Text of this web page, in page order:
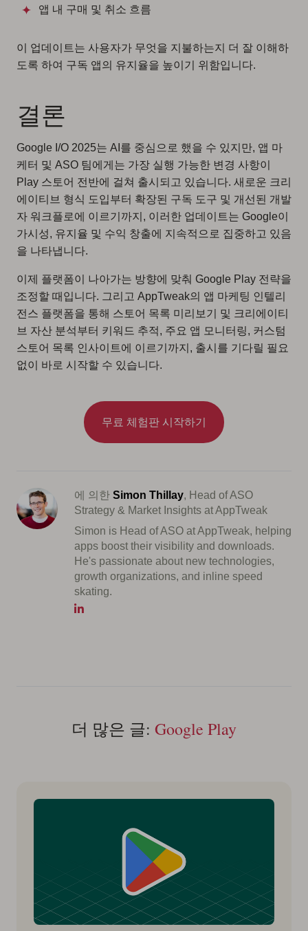
앱 내 구매 및 취소 흐름
이 업데이트는 사용자가 무엇을 지불하는지 더 잘 이해하
도록 하여 구독 앱의 유지율을 높이기 위함입니다.
결론
Google I/O 2025는 AI를 중심으로 했을 수 있지만, 앱 마
케터 및 ASO 팀에게는 가장 실행 가능한 변경 사항이
Play 스토어 전반에 걸쳐 출시되고 있습니다. 새로운 크리
에이티브 형식 도입부터 확장된 구독 도구 및 개선된 개발
자 워크플로에 이르기까지, 이러한 업데이트는 Google이
가시성, 유지율 및 수익 창출에 지속적으로 집중하고 있음
을 나타냅니다.
이제 플랫폼이 나아가는 방향에 맞춰 Google Play 전략을
조정할 때입니다. 그리고 AppTweak의 앱 마케팅 인텔리
전스 플랫폼을 통해 스토어 목록 미리보기 및 크리에이티
브 자산 분석부터 키워드 추적, 주요 앱 모니터링, 커스텀
스토어 목록 인사이트에 이르기까지, 출시를 기다릴 필요
없이 바로 시작할 수 있습니다.
무료 체험판 시작하기
에 의한 Simon Thillay, Head of ASO
Strategy & Market Insights at AppTweak
Simon is Head of ASO at AppTweak, helping
apps boost their visibility and downloads.
He's passionate about new technologies,
growth organizations, and inline speed
skating.
더 많은 글: Google Play